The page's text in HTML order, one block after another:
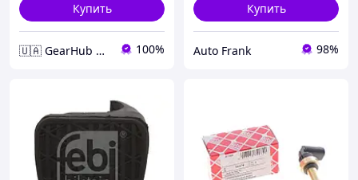
Купить
🇺🇦 GearHub 🇺🇦 100%
Купить
Auto Frank 98%